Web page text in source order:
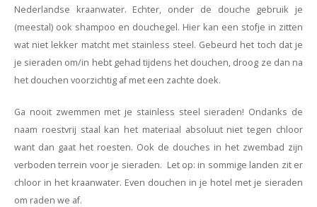
Nederlandse kraanwater. Echter, onder de douche gebruik je
(meestal) ook shampoo en douchegel. Hier kan een stofje in zitten
wat niet lekker matcht met stainless steel. Gebeurd het toch dat je
je sieraden om/in hebt gehad tijdens het douchen, droog ze dan na
het douchen voorzichtig af met een zachte doek.
Ga nooit zwemmen met je stainless steel sieraden! Ondanks de
naam roestvrij staal kan het materiaal absoluut niet tegen chloor
want dan gaat het roesten. Ook de douches in het zwembad zijn
verboden terrein voor je sieraden. Let op: in sommige landen zit er
chloor in het kraanwater. Even douchen in je hotel met je sieraden
om raden we af.